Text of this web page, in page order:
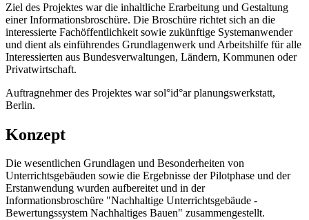
Ziel des Projektes war die inhaltliche Erarbeitung und Gestaltung
einer Informationsbroschüre. Die Broschüre richtet sich an die
interessierte Fachöffentlichkeit sowie zukünftige Systemanwender
und dient als einführendes Grundlagenwerk und Arbeitshilfe für alle
Interessierten aus Bundesverwaltungen, Ländern, Kommunen oder
Privatwirtschaft.
Auftragnehmer des Projektes war sol°id°ar planungswerkstatt,
Berlin.
Konzept
Die wesentlichen Grundlagen und Besonderheiten von
Unterrichtsgebäuden sowie die Ergebnisse der Pilotphase und der
Erstanwendung wurden aufbereitet und in der
Informationsbroschüre "Nachhaltige Unterrichtsgebäude -
Bewertungssystem Nachhaltiges Bauen" zusammengestellt.